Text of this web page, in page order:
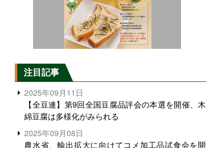
注目記事
2025年09月11日
【全豆連】第9回全国豆腐品評会の本選を開催、木
綿豆腐は多様化がみられる
2025年09月08日
農水省、輸出拡大に向けてコメ加工品試食会を開